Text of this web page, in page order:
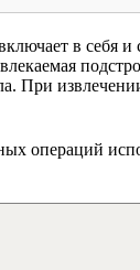
в себя
При
операций